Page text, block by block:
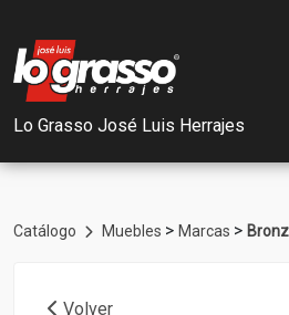
Lo Grasso José Luis Herrajes
Catálogo Muebles > Marcas >
Volver